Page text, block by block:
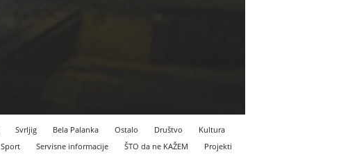
Svrljig Bela Palanka Ostalo Društvo
Kultura
Sport Servisne informacije ŠTO da ne KAŽEM Projekti